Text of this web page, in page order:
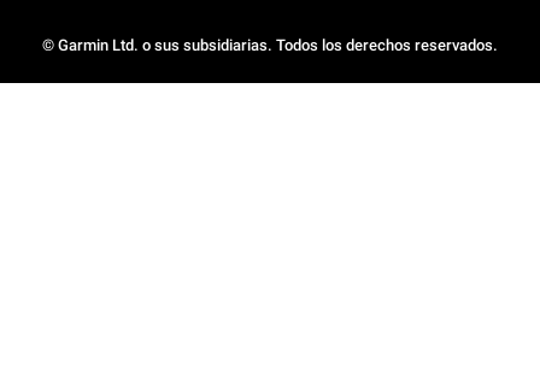
© Garmin Ltd. o sus subsidiarias. Todos los derechos reservados.